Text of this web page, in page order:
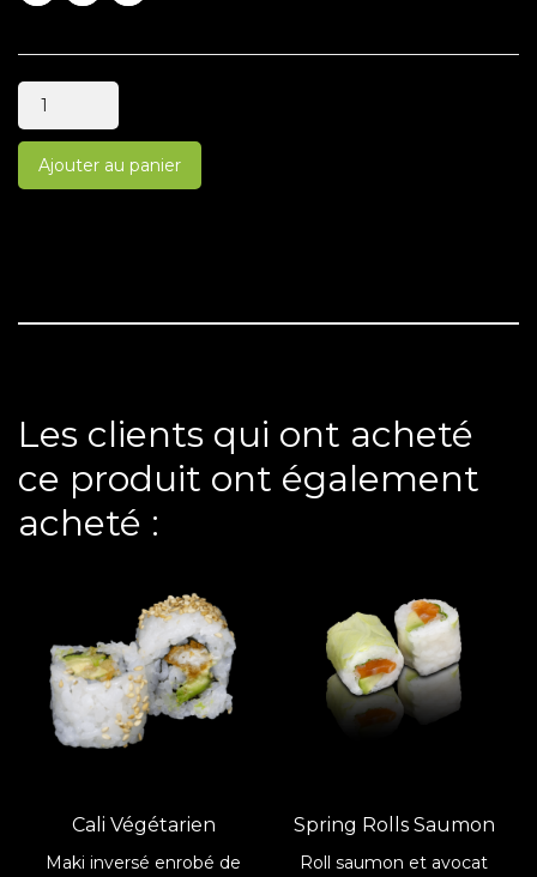
Ajouter au panier
Les clients qui ont acheté
ce produit ont également
acheté :
Cali Végétarien
Maki inversé enrobé de
Spring Rolls Saumon
Roll saumon et avocat